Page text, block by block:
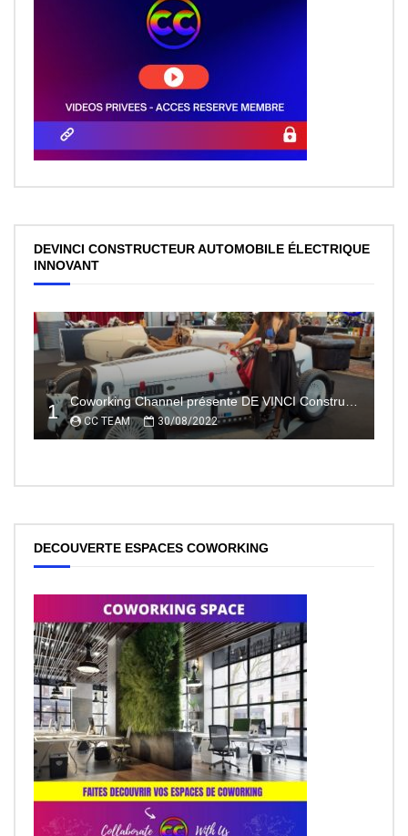
DEVINCI CONSTRUCTEUR AUTOMOBILE ÉLECTRIQUE
INNOVANT
1 Coworking Channel présente DE VINCI Constructeur automobile électrique innovant 100% made In France
CC TEAM 30/08/2022
DECOUVERTE ESPACES COWORKING